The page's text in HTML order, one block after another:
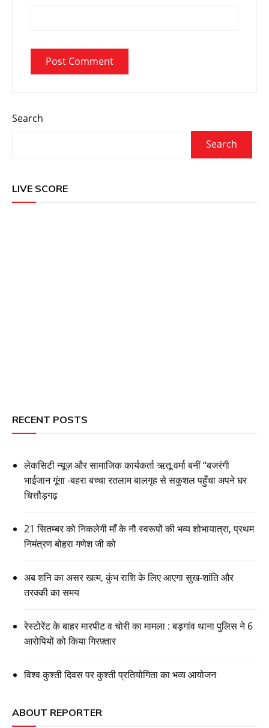
Search
Search
LIVE SCORE
RECENT POSTS
लेकसिटी न्यूज़ और सामाजिक कार्यकर्ता ऋतू वर्मा बनीं “बजरंगी
भाईजान गूंगा -बहरा बच्चा रतलाम बालगृह से सकुशल पहुँचा अपने घर
चित्तौड़गढ़
21 सितम्बर को निकलेगी माँ के नौ स्वरूपों की भव्य शोभायात्रा, प्रथम
निमंत्रण बोहरा गणेश जी को
अब शनि का असर खत्म, कुंभ राशि के लिए आएगा सुख-शांति और
तरक्की का समय
रेस्टोरेंट के बाहर मारपीट व चोरी का मामला : बड़गांव थाना पुलिस ने 6
आरोपियों को किया गिरफ़्तार
विश्व कुश्ती दिवस पर कुश्ती प्रतियोगिता का भव्य आयोजन
ABOUT REPORTER